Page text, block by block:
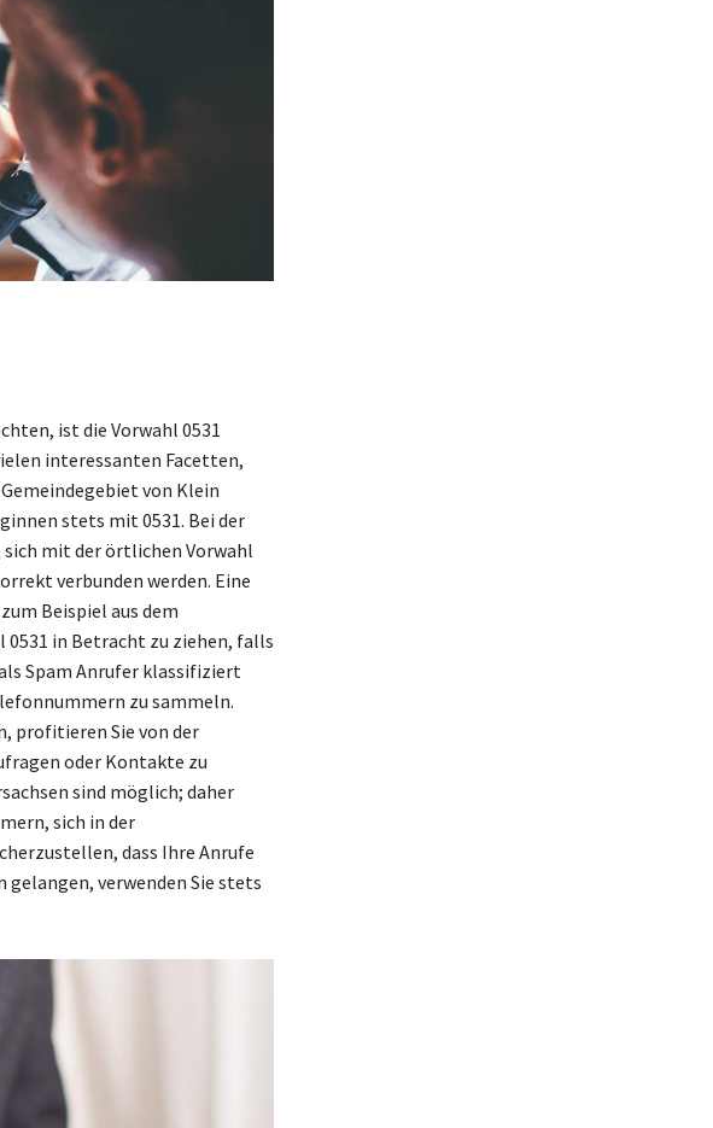
ist die Vorwahl 0531
interessanten Facetten,
von Klein
stets mit 0531. Bei der
mit der örtlichen Vorwahl
verbunden werden. Eine
Beispiel aus dem
0531 in Betracht zu ziehen, falls
Spam Anrufer klassifiziert
zu sammeln.
profitieren Sie von der
oder Kontakte zu
sind möglich; daher
sich in der
dass Ihre Anrufe
gelangen, verwenden Sie stets